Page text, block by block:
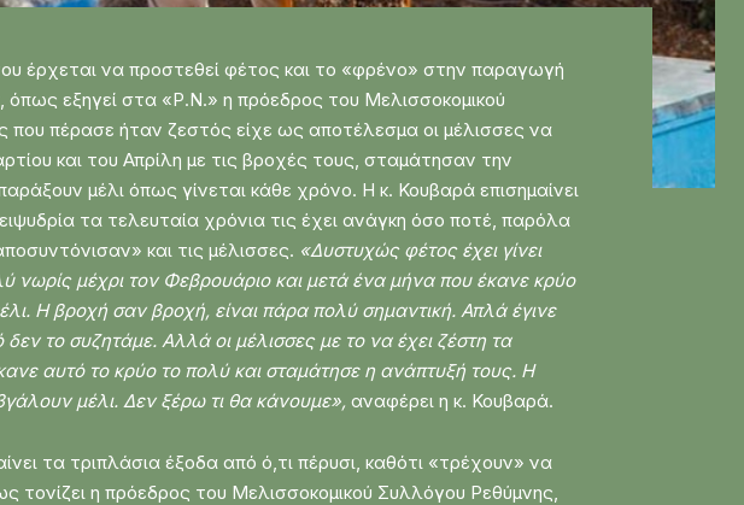
έρχεται να προστεθεί φέτος και το «φρένο» στην παραγωγή
εξηγεί στα «Ρ.Ν.» η πρόεδρος του Μελισσοκομικού
που πέρασε ήταν ζεστός είχε ως αποτέλεσμα οι μέλισσες να
και του Απρίλη με τις βροχές τους, σταμάτησαν την
μέλι όπως γίνεται κάθε χρόνο. Η κ. Κουβαρά επισημαίνει
τα τελευταία χρόνια τις έχει ανάγκη όσο ποτέ, παρόλα
και τις μέλισσες. «Δυστυχώς φέτος έχει γίνει
νωρίς μέχρι τον Φεβρουάριο και μετά ένα μήνα που έκανε κρύο
Η βροχή σαν βροχή, είναι πάρα πολύ σημαντική. Απλά έγινε
το συζητάμε. Αλλά οι μέλισσες με το να έχει ζέστη τα
αυτό το κρύο το πολύ και σταμάτησε η ανάπτυξή τους. Η
μέλι. Δεν ξέρω τι θα κάνουμε», αναφέρει η κ. Κουβαρά.
τα τριπλάσια έξοδα από ό,τι πέρυσι, καθότι «τρέχουν» να
τονίζει η πρόεδρος του Μελισσοκομικού Συλλόγου Ρεθύμνης,